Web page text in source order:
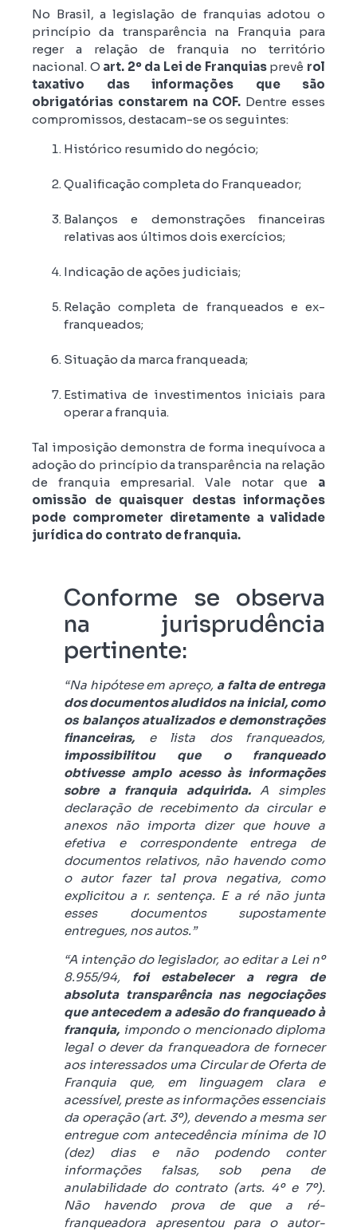
No Brasil, a legislação de franquias adotou o
princípio da transparência na Franquia para
reger a relação de franquia no território
nacional. O art. 2º da Lei de Franquiasprevê rol
taxativo das informações que são
obrigatórias constarem na COF. Dentre esses
compromissos, destacam-se os seguintes:
Histórico resumido do negócio;
Qualificação completa do Franqueador;
Balanços e demonstrações financeiras
relativas aos últimos dois exercícios;
Indicação de ações judiciais;
Relação completa de franqueados e ex-
franqueados;
Situação da marca franqueada;
Estimativa de investimentos iniciais para
operar a franquia.
Tal imposição demonstra de forma inequívoca a
adoção do princípio da transparência na relação
de franquia empresarial. Vale notar que a
omissão de quaisquer destas informações
pode comprometer diretamente a validade
jurídica do contrato de franquia.
Conforme se observa
na jurisprudência
pertinente:
“Na hipótese em apreço, a falta de entrega
dos documentos aludidos na inicial, como
os balanços atualizados e demonstrações
financeiras, e lista dos franqueados,
impossibilitou que o franqueado
obtivesse amplo acesso às informações
sobre a franquia adquirida. A simples
declaração de recebimento da circular e
anexos não importa dizer que houve a
efetiva e correspondente entrega de
documentos relativos, não havendo como
o autor fazer tal prova negativa, como
explicitou a r. sentença. E a ré não junta
esses documentos supostamente
entregues, nos autos.”
“A intenção do legislador, ao editar a Lei nº
8.955/94, foi estabelecer a regra de
absoluta transparência nas negociações
que antecedem a adesão do franqueado à
franquia, impondo o mencionado diploma
legal o dever da franqueadora de fornecer
aos interessados uma Circular de Oferta de
Franquia que, em linguagem clara e
acessível, preste as informações essenciais
da operação (art. 3º), devendo a mesma ser
entregue com antecedência mínima de 10
(dez) dias e não podendo conter
informações falsas, sob pena de
anulabilidade do contrato (arts. 4º e 7º).
Não havendo prova de que a ré-
franqueadora apresentou para o autor-